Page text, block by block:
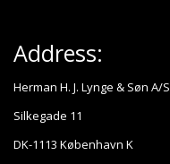
Address:
Herman H. J. Lynge & Søn A/S
Silkegade 11
DK-1113 København K